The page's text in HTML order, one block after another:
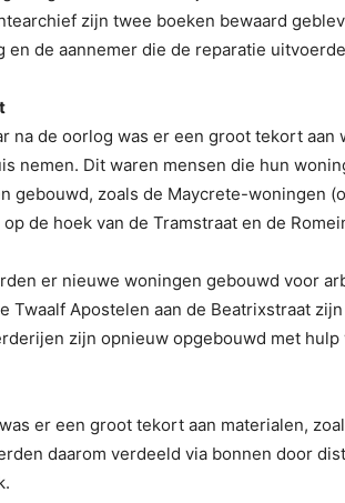
zijn twee boeken bewaard
en de aannemer die de reparatie
na de oorlog was er een groot tekort
nemen. Dit waren mensen die hun
gebouwd, zoals de Maycrete-woningen
de hoek van de Tramstraat en de
er nieuwe woningen gebouwd voor
Twaalf Apostelen aan de Beatrixstraat
zijn opnieuw opgebouwd met hulp
er een groot tekort aan materialen,
daarom verdeeld via bonnen door